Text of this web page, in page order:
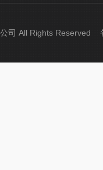
司 All Rights Reserved